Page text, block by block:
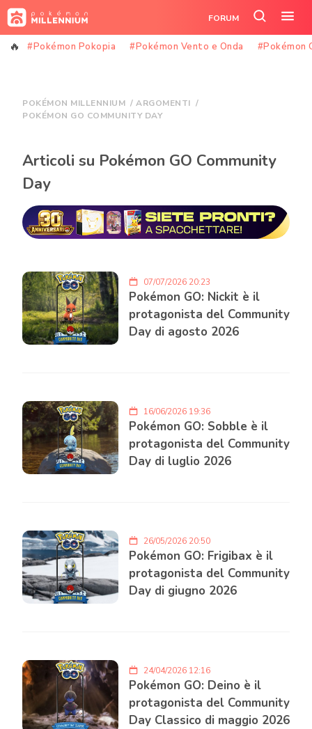
Vai
al
contenuto
FORUM
Cerca
nel il
#Pokémon Pokopia #Pokémon Vento e Onda #Pokémon
POKÉMON MILLENNIUM / ARGOMENTI /
POKÉMON GO COMMUNITY DAY
Articoli su Pokémon GO Community
Day
07/07/2026 20:23
Pokémon GO: Nickit è il
protagonista del Community
Day di agosto 2026
16/06/2026 19:36
Pokémon GO: Sobble è il
protagonista del Community
Day di luglio 2026
26/05/2026 20:50
Pokémon GO: Frigibax è il
protagonista del Community
Day di giugno 2026
24/04/2026 12:16
Pokémon GO: Deino è il
protagonista del Community
Day Classico di maggio 2026